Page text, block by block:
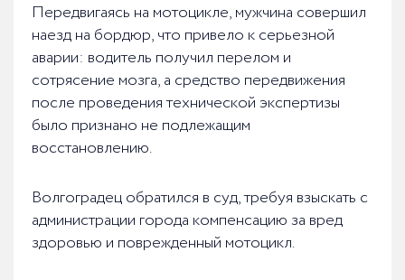
Передвигаясь на мотоцикле, мужчина совершил
наезд на бордюр, что привело к серьезной
аварии: водитель получил перелом и
сотрясение мозга, а средство передвижения
после проведения технической экспертизы
было признано не подлежащим
восстановлению.
Волгоградец обратился в суд, требуя взыскать с
администрации города компенсацию за вред
здоровью и поврежденный мотоцикл.